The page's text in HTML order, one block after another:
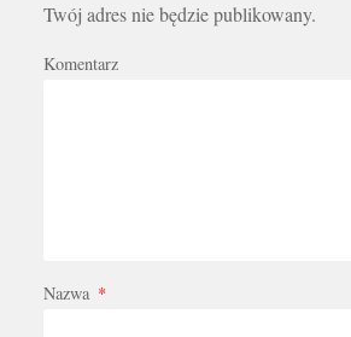
Twój adres nie będzie publikowany.
Komentarz
Nazwa *